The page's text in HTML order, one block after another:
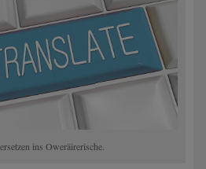
ins Oweräirerische.